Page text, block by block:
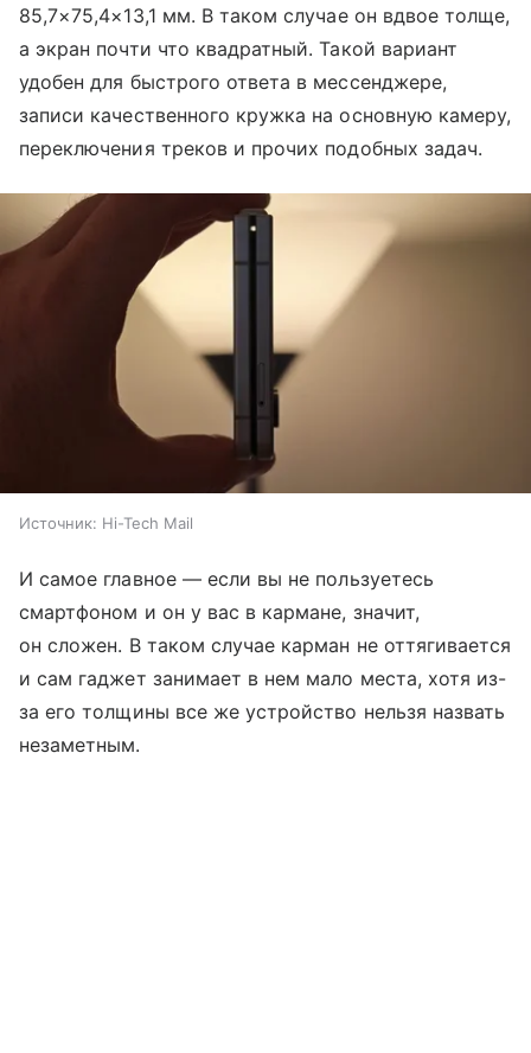
85,7×75,4×13,1 мм. В таком случае он вдвое толще,
а экран почти что квадратный. Такой вариант
удобен для быстрого ответа в мессенджере,
записи качественного кружка на основную камеру,
переключения треков и прочих подобных задач.
Источник: Hi-Tech Mail
И самое главное — если вы не пользуетесь
смартфоном и он у вас в кармане, значит,
он сложен. В таком случае карман не оттягивается
и сам гаджет занимает в нем мало места, хотя из-
за его толщины все же устройство нельзя назвать
незаметным.